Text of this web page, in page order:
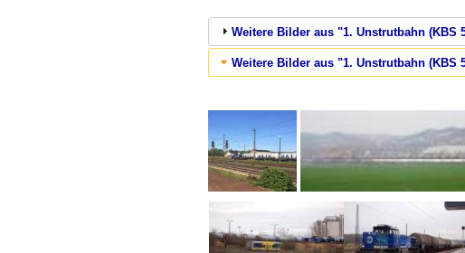
Weitere Bilder aus "1. Unstrutbahn (KBS
Weitere Bilder aus "1. Unstrutbahn (KBS